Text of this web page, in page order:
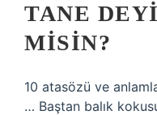
TANE
MISIN?
10 atasözü ve
… Baştan balık